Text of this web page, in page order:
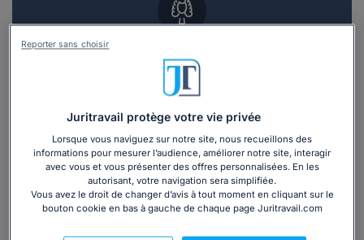
Vous souhaitez un RDV en cabinet avec un
avocat ?
Recevoir des devis d'avocats
3 devis en 48h
Juritravail protège votre vie privée
Lorsque vous naviguez sur notre site, nous recueillons des
informations pour mesurer l’audience, améliorer notre site, interagir
avec vous et vous présenter des offres personnalisées. En les
autorisant, votre navigation sera simplifiée.
Vous avez le droit de changer d’avis à tout moment en cliquant sur le
bouton cookie en bas à gauche de chaque page Juritravail.com
Reporter sans choisir